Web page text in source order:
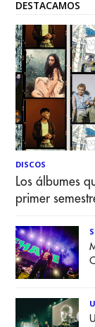
DESTACAMOS
DISCOS
Los álbumes
primer